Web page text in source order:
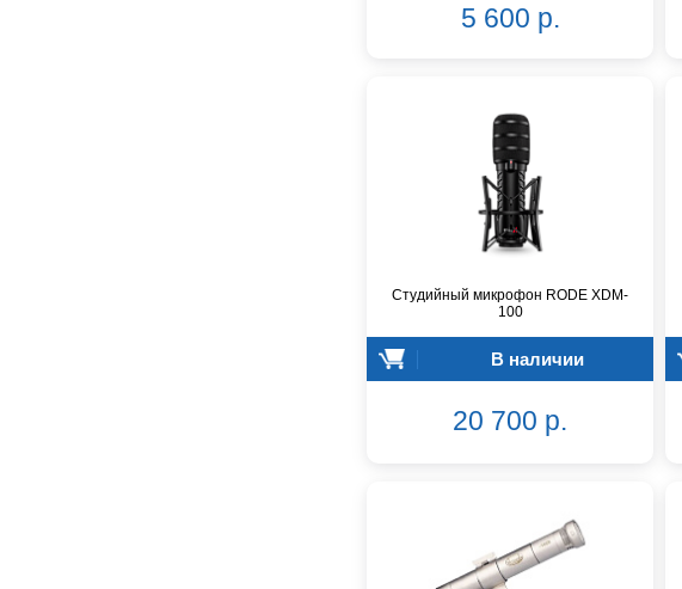
5 600 р.
Студийный микрофон RODE XDM-
100
В наличии
20 700 р.